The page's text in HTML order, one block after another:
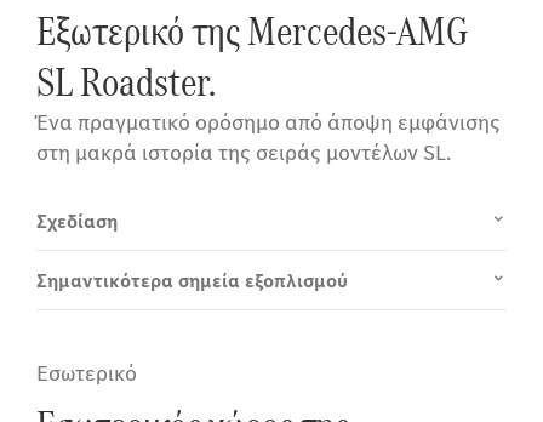
Εξωτερικό της Mercedes-AMG
SL Roadster.
Ένα πραγματικό ορόσημο από άποψη εμφάνισης
στη μακρά ιστορία της σειράς μοντέλων SL.
Σχεδίαση
Σημαντικότερα σημεία εξοπλισμού
Εσωτερικό